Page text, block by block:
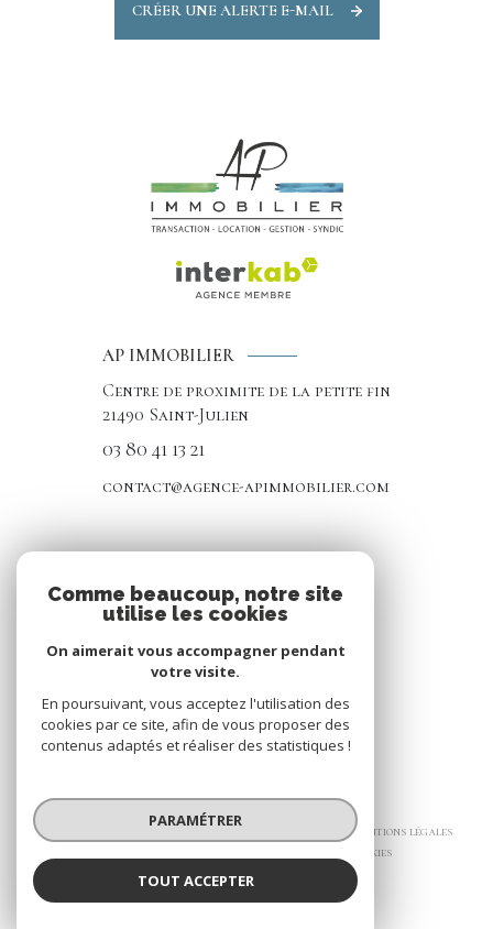
CRÉER UNE ALERTE E-MAIL
AP IMMOBILIER
Centre de proximite de la petite fin
21490 Saint-Julien
03 80 41 13 21
contact@agence-apimmobilier.com
Nous suivre
© 2026 | Tous droits réservés
Nos honoraires
Nos partenaires
Mentions légales
Cookies
Comme beaucoup, notre site
utilise les cookies
On aimerait vous accompagner pendant
votre visite.
En poursuivant, vous acceptez l'utilisation des
cookies par ce site, afin de vous proposer des
contenus adaptés et réaliser des statistiques !
PARAMÉTRER
TOUT ACCEPTER